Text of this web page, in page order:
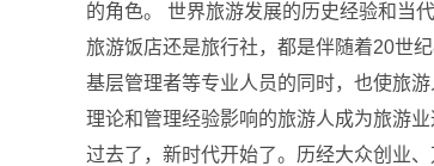
的角色。 世界旅游发展的历史经验和当
旅游饭店还是旅行社，都是伴随着20世
基层管理者等专业人员的同时，也使旅
理论和管理经验影响的旅游人成为旅游
过去了，新时代开始了。历经大众创业